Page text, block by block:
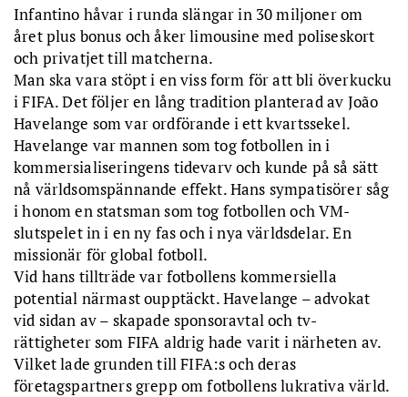
Infantino håvar i runda slängar in 30 miljoner om
året plus bonus och åker limousine med poliseskort
och privatjet till matcherna.
Man ska vara stöpt i en viss form för att bli överkucku
i FIFA. Det följer en lång tradition planterad av João
Havelange som var ordförande i ett kvartssekel.
Havelange var mannen som tog fotbollen in i
kommersialiseringens tidevarv och kunde på så sätt
nå världsomspännande effekt. Hans sympatisörer såg
i honom en statsman som tog fotbollen och VM-
slutspelet in i en ny fas och i nya världsdelar. En
missionär för global fotboll.
Vid hans tillträde var fotbollens kommersiella
potential närmast oupptäckt. Havelange – advokat
vid sidan av – skapade sponsoravtal och tv-
rättigheter som FIFA aldrig hade varit i närheten av.
Vilket lade grunden till FIFA:s och deras
företagspartners grepp om fotbollens lukrativa värld.